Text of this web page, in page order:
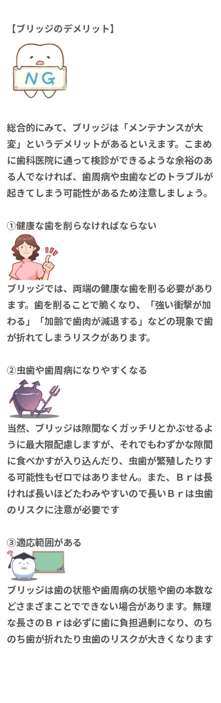
【ブリッジのデメリット】
総合的にみて、ブリッジは「メンテナンスが大
変」というデメリットがあるといえます。こまめ
に歯科医院に通って検診ができるような余裕のあ
る人でなければ、歯周病や虫歯などのトラブルが
起きてしまう可能性があるため注意しましょう。
①健康な歯を削らなければならない
ブリッジでは、両端の健康な歯を削る必要があり
ます。歯を削ることで脆くなり、「強い衝撃が加
わる」「加齢で歯肉が減退する」などの現象で歯
が折れてしまうリスクがあります。
②虫歯や歯周病になりやすくなる
当然、ブリッジは隙間なくガッチリとかぶせるよ
うに最大限配慮しますが、それでもわずかな隙間
に食べかすが入り込んだり、虫歯が繁殖したりす
る可能性もゼロではありません。また、Ｂｒは長
ければ長いほどたわみやすいので長いＢｒは虫歯
のリスクに注意が必要です
③適応範囲がある
ブリッジは歯の状態や歯周病の状態や歯の本数な
どさまざまことでできない場合があります。無理
な長さのＢｒは必ずに歯に負担過剰になり、のち
のち歯が折れたり虫歯のリスクが大きくなります